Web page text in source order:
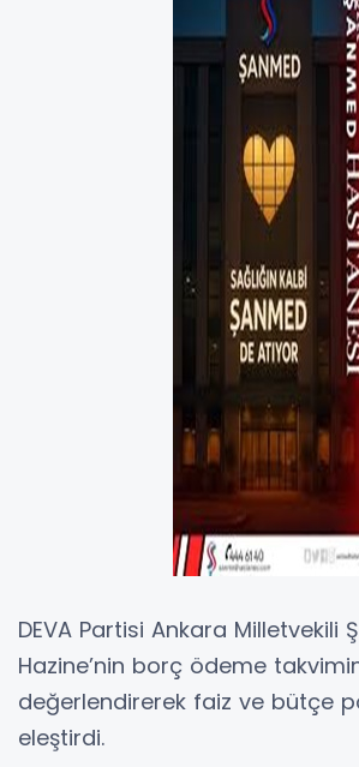
DEVA Partisi Ankara Milletvekili
Hazine’nin borç ödeme
değerlendirerek faiz ve bütçe
eleştirdi.